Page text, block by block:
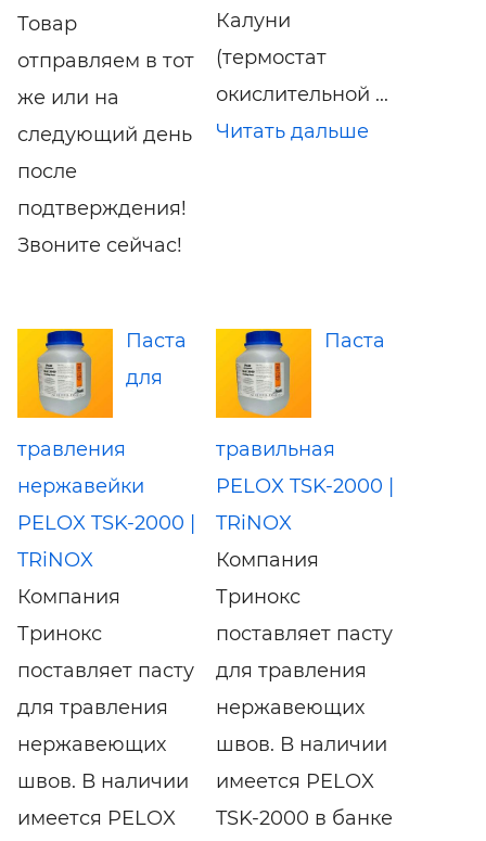
Товар
отправляем в тот
же или на
следующий день
после
подтверждения!
Звоните сейчас!
Калуни
(термостат
окислительной ...
Читать дальше
Паста
для
травления
нержавейки
PELOX TSK-2000 |
TRiNOX
Компания
Тринокс
поставляет пасту
для травления
нержавеющих
швов. В наличии
имеется PELOX
Паста
травильная
PELOX TSK-2000 |
TRiNOX
Компания
Тринокс
поставляет пасту
для травления
нержавеющих
швов. В наличии
имеется PELOX
TSK-2000 в банке